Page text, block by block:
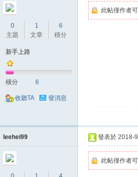
0
主題
1
文章
6
積分
新手上路
積分 6
收聽TA 發消息
此帖僅作者
leehei99 發表於 2018-
此帖僅作者